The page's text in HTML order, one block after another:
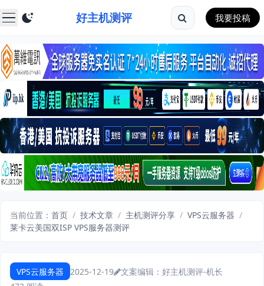
好主机测评 我要投稿
当前位置： 首页 / 技术文章 / 主机测评分享 / VPS云服务器 /
莱卡云美国双ISP VPS服务器测评
VPS云服务器 2025-12-19
文案编辑：好主机测评-机长